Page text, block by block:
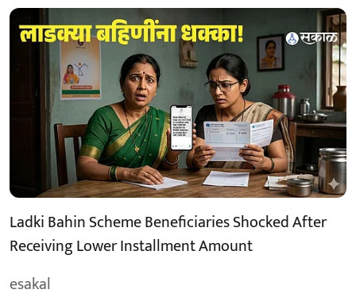
Ladki Bahin Scheme Beneficiaries Shocked After
Receiving Lower Installment Amount
esakal